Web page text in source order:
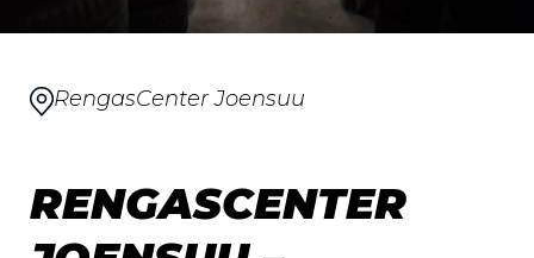
RengasCenter Joensuu
RENGASCENTER